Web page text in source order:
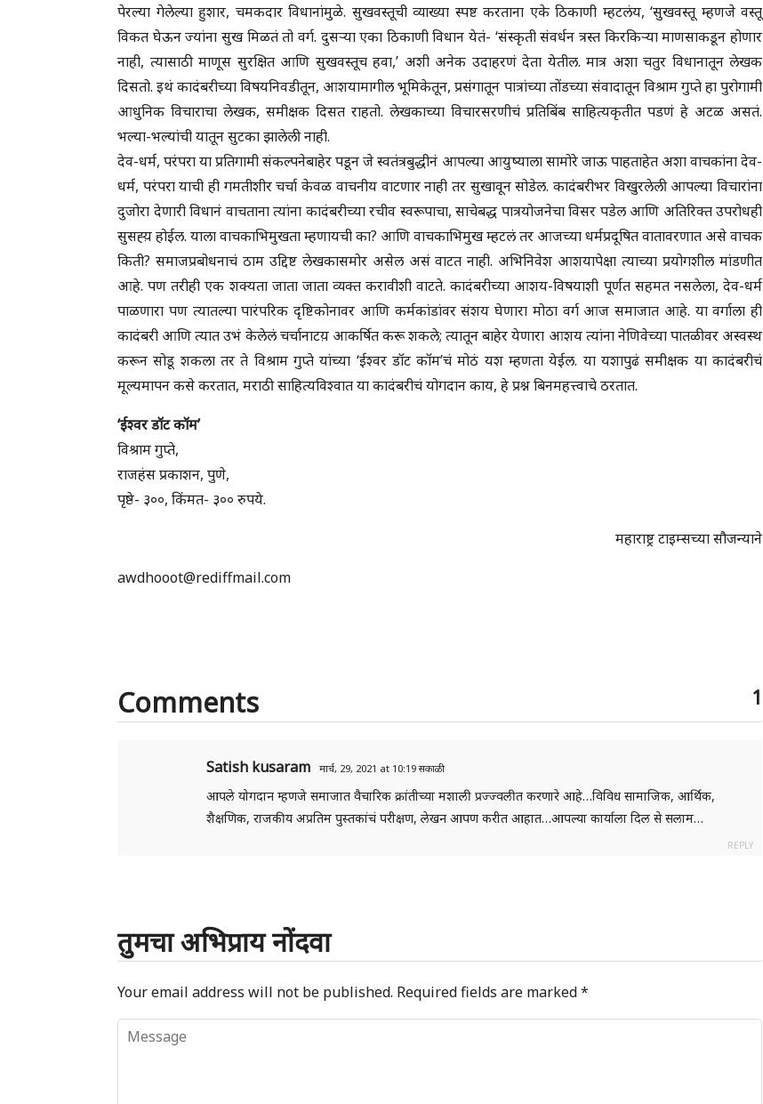
पेरल्या गेलेल्या हुशार, चमकदार विधानांमुळे. सुखवस्तूची व्याख्या स्पष्ट करताना एके ठिकाणी म्हटलंय, ‘सुखवस्तू म्हणजे वस्तू
विकत घेऊन ज्यांना सुख मिळतं तो वर्ग. दुसऱ्या एका ठिकाणी विधान येतं- ‘संस्कृती संवर्धन त्रस्त किरकिऱ्या माणसाकडून होणार
नाही, त्यासाठी माणूस सुरक्षित आणि सुखवस्तूच हवा,’ अशी अनेक उदाहरणं देता येतील. मात्र अशा चतुर विधानातून लेखक
दिसतो. इथं कादंबरीच्या विषयनिवडीतून, आशयामागील भूमिकेतून, प्रसंगातून पात्रांच्या तोंडच्या संवादातून विश्राम गुप्ते हा पुरोगामी
आधुनिक विचाराचा लेखक, समीक्षक दिसत राहतो. लेखकाच्या विचारसरणीचं प्रतिबिंब साहित्यकृतीत पडणं हे अटळ असतं.
भल्या-भल्यांची यातून सुटका झालेली नाही.
देव-धर्म, परंपरा या प्रतिगामी संकल्पनेबाहेर पडून जे स्वतंत्रबुद्धीनं आपल्या आयुष्याला सामोरे जाऊ पाहताहेत अशा वाचकांना देव-
धर्म, परंपरा याची ही गमतीशीर चर्चा केवळ वाचनीय वाटणार नाही तर सुखावून सोडेल. कादंबरीभर विखुरलेली आपल्या विचारांना
दुजोरा देणारी विधानं वाचताना त्यांना कादंबरीच्या रचीव स्वरूपाचा, साचेबद्ध पात्रयोजनेचा विसर पडेल आणि अतिरिक्त उपरोधही
सुसह्य़ होईल. याला वाचकाभिमुखता म्हणायची का? आणि वाचकाभिमुख म्हटलं तर आजच्या धर्मप्रदूषित वातावरणात असे वाचक
किती? समाजप्रबोधनाचं ठाम उद्दिष्ट लेखकासमोर असेल असं वाटत नाही. अभिनिवेश आशयापेक्षा त्याच्या प्रयोगशील मांडणीत
आहे. पण तरीही एक शक्यता जाता जाता व्यक्त करावीशी वाटते. कादंबरीच्या आशय-विषयाशी पूर्णत सहमत नसलेला, देव-धर्म
पाळणारा पण त्यातल्या पारंपरिक दृष्टिकोनावर आणि कर्मकांडांवर संशय घेणारा मोठा वर्ग आज समाजात आहे. या वर्गाला ही
कादंबरी आणि त्यात उभं केलेलं चर्चानाटय़ आकर्षित करू शकले; त्यातून बाहेर येणारा आशय त्यांना नेणिवेच्या पातळीवर अस्वस्थ
करून सोडू शकला तर ते विश्राम गुप्ते यांच्या ‘ईश्वर डॉट कॉम’चं मोठं यश म्हणता येईल. या यशापुढं समीक्षक या कादंबरीचं
मूल्यमापन कसे करतात, मराठी साहित्यविश्वात या कादंबरीचं योगदान काय, हे प्रश्न बिनमहत्त्वाचे ठरतात.
‘ईश्वर डॉट कॉम’
विश्राम गुप्ते,
राजहंस प्रकाशन, पुणे,
पृष्ठे- ३००, किंमत- ३०० रुपये.
महाराष्ट्र टाइम्सच्या सौजन्याने
awdhooot@rediffmail.com
Comments 1
Satish kusaram मार्च, 29, 2021 at 10:19 सकाळी
आपले योगदान म्हणजे समाजात वैचारिक क्रांतीच्या मशाली प्रज्ज्वलीत करणारे आहे…विविध सामाजिक, आर्थिक,
शैक्षणिक, राजकीय अप्रतिम पुस्तकांचं परीक्षण, लेखन आपण करीत आहात…आपल्या कार्याला दिल से सलाम…
REPLY
तुमचा अभिप्राय नोंदवा
Your email address will not be published. Required fields are marked*